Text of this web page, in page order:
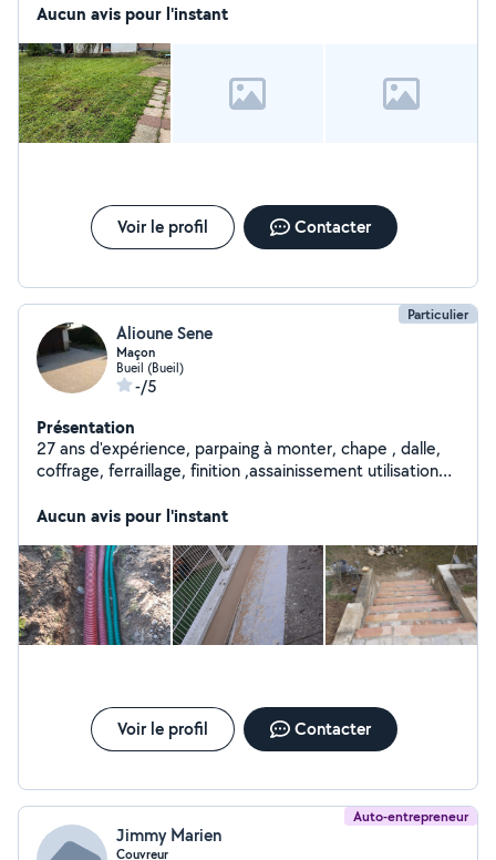
tout les jours
Aucun avis pour l'instant
Voir le profil Contacter
Particulier
Alioune Sene
Maçon
Bueil (Bueil)
-/5
Présentation
27 ans d'expérience, parpaing à monter, chape , dalle,
coffrage, ferraillage, finition ,assainissement utilisation
Aucun avis pour l'instant
Voir le profil Contacter
Auto-entrepreneur
Jimmy Marien
Couvreur